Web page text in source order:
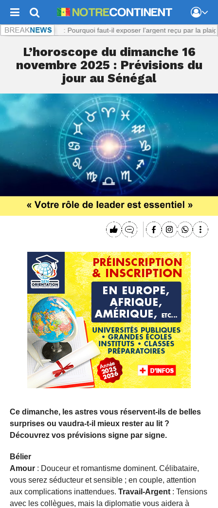
présumé : Pourquoi faut-il exposer l’argent reçu par la plaignante
L’horoscope du dimanche 16
novembre 2025 : Prévisions du
jour au Sénégal
Ce dimanche, les astres vous réservent-ils de belles
surprises ou vaudra-t-il mieux rester au lit ?
Découvrez vos prévisions signe par signe.
Bélier
Amour : Douceur et romantisme dominent. Célibataire,
vous serez séducteur et sensible ; en couple, attention
aux complications inattendues. Travail-Argent : Tensions
avec les collègues, mais la diplomatie vous aidera à